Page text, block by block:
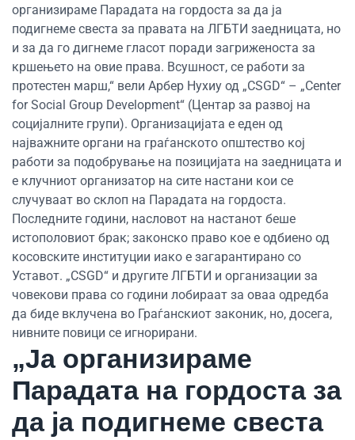
организираме Парадата на гордоста за да ја
подигнеме свеста за правата на ЛГБТИ заедницата, но
и за да го дигнеме гласот поради загриженоста за
кршењето на овие права. Всушност, се работи за
протестен марш,“ вели Арбер Нухиу од „CSGD“ – „Center
for Social Group Development“ (Центар за развој на
социјалните групи). Организацијата е еден од
најважните органи на граѓанското општество кој
работи за подобрување на позицијата на заедницата и
е клучниот организатор на сите настани кои се
случуваат во склоп на Парадата на гордоста.
Последните години, насловот на настанот беше
истополовиот брак; законско право кое е одбиено од
косовските институции иако е загарантирано со
Уставот. „CSGD“ и другите ЛГБТИ и организации за
човекови права со години лобираат за оваа одредба
да биде вклучена во Граѓанскиот законик, но, досега,
нивните повици се игнорирани.
„Ја организираме
Парадата на гордоста за
да ја подигнеме свеста